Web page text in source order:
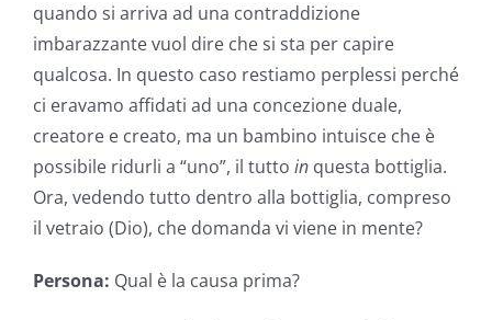
quando si arriva ad una contraddizione
imbarazzante vuol dire che si sta per capire
qualcosa. In questo caso restiamo perplessi perché
ci eravamo affidati ad una concezione duale,
creatore e creato, ma un bambino intuisce che è
possibile ridurli a “uno”, il tutto in questa bottiglia.
Ora, vedendo tutto dentro alla bottiglia, compreso
il vetraio (Dio), che domanda vi viene in mente?
Persona: Qual è la causa prima?